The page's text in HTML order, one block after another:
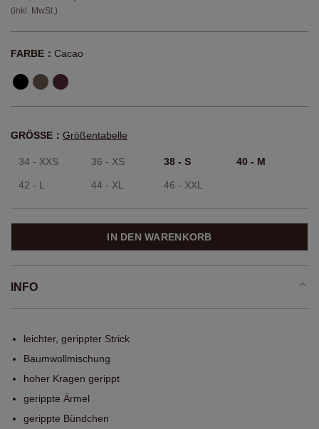
(inkl. MwSt.)
FARBE： Cacao
GRÖSSE： Größentabelle
34 - XXS 36 - XS 38 - S 40 - M
42 - L 44 - XL 46 - XXL
IN DEN WARENKORB
INFO
leichter, gerippter Strick
Baumwollmischung
hoher Kragen gerippt
gerippte Ärmel
gerippte Bündchen